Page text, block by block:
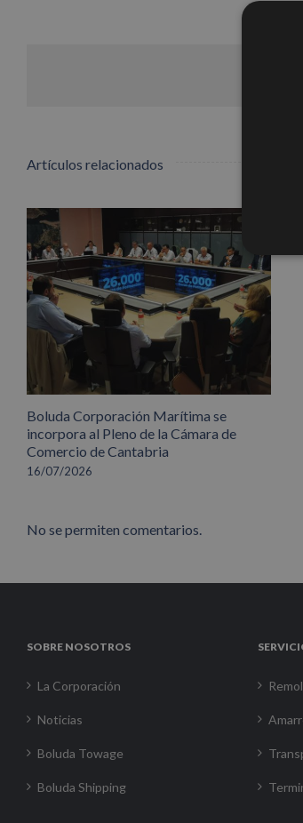
Artículos relacionados
Boluda Corporación Marítima se
incorpora al Pleno de la Cámara de
Comercio de Cantabria
16/07/2026
No se permiten comentarios.
SOBRE NOSOTROS
La Corporación
Noticias
Boluda Towage
Boluda Shipping